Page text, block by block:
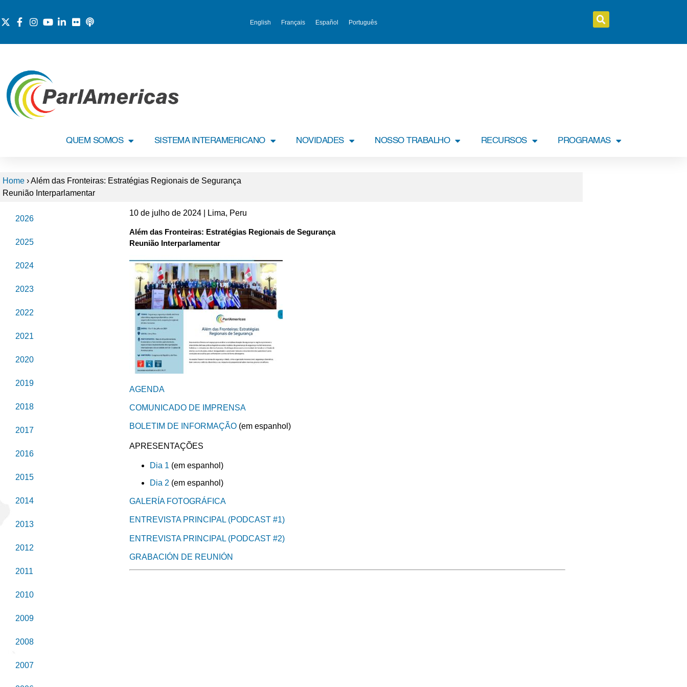
English Français Español Português
QUEM SOMOS SISTEMA INTERAMERICANO NOVIDADES NOSSO TRABALHO RECURSOS PROGRAMAS
Home ›Além das Fronteiras: Estratégias Regionais de Segurança
Reunião Interparlamentar
2026
2025
2024
2023
2022
2021
2020
2019
2018
2017
2016
2015
2014
2013
2012
2011
2010
2009
2008
2007
10 de julho de 2024 | Lima, Peru
Além das Fronteiras: Estratégias Regionais de Segurança
Reunião Interparlamentar
AGENDA
COMUNICADO DE IMPRENSA
BOLETIM DE INFORMAÇÃO (em espanhol)
APRESENTAÇÕES
Dia 1 (em espanhol)
Dia 2 (em espanhol)
GALERÍA FOTOGRÁFICA
ENTREVISTA PRINCIPAL (PODCAST #1)
ENTREVISTA PRINCIPAL (PODCAST #2)
GRABACIÓN DE REUNIÓN